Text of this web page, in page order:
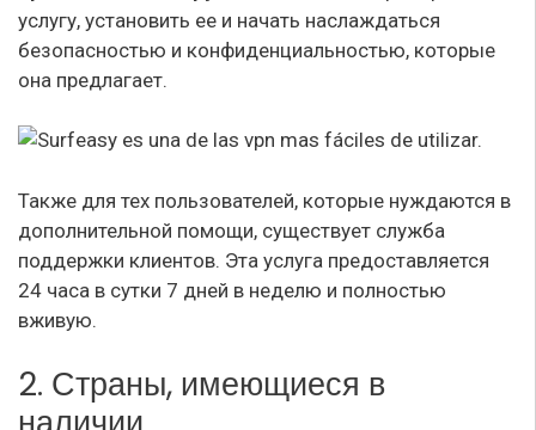
услугу, установить ее и начать наслаждаться
безопасностью и конфиденциальностью, которые
она предлагает.
Также для тех пользователей, которые нуждаются в
дополнительной помощи, существует служба
поддержки клиентов. Эта услуга предоставляется
24 часа в сутки 7 дней в неделю и полностью
вживую.
2. Страны, имеющиеся в